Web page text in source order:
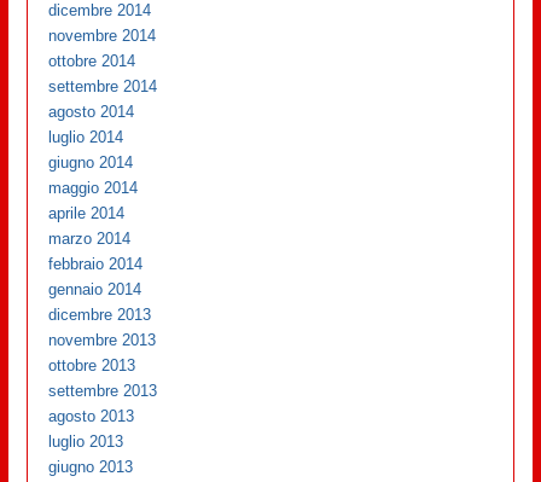
dicembre 2014
novembre 2014
ottobre 2014
settembre 2014
agosto 2014
luglio 2014
giugno 2014
maggio 2014
aprile 2014
marzo 2014
febbraio 2014
gennaio 2014
dicembre 2013
novembre 2013
ottobre 2013
settembre 2013
agosto 2013
luglio 2013
giugno 2013